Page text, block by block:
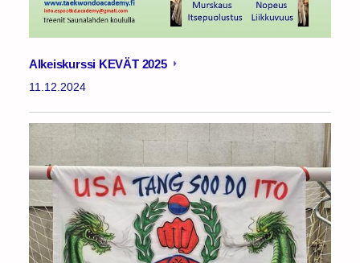
Alkeiskurssi KEVÄT 2025
11.12.2024